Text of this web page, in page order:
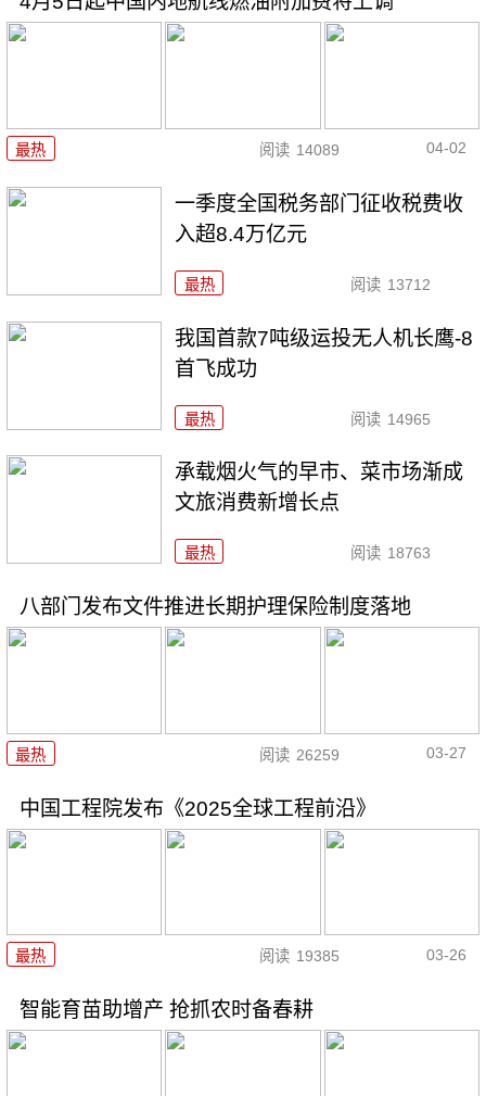
最热 阅读 14089 04-02
一季度全国税务部门征收税费收
入超8.4万亿元
最热 阅读 13712
我国首款7吨级运投无人机长鹰-8
首飞成功
最热 阅读 14965
承载烟火气的早市、菜市场渐成
文旅消费新增长点
最热 阅读 18763
八部门发布文件推进长期护理保险制度落地
最热 阅读 26259 03-27
中国工程院发布《2025全球工程前沿》
最热 阅读 19385 03-26
智能育苗助增产 抢抓农时备春耕